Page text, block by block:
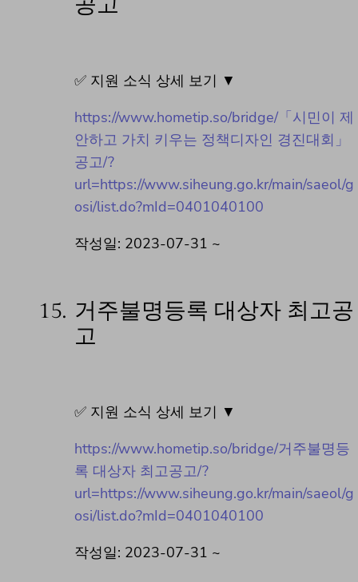
✅ 지원 소식 상세 보기 ▼
https://www.hometip.so/bridge/「시민이 제
안하고 가치 키우는 정책디자인 경진대회」
공고/?
url=https://www.siheung.go.kr/main/saeol/g
osi/list.do?mId=0401040100
작성일: 2023-07-31 ~
15. 거주불명등록 대상자 최고공
고
✅ 지원 소식 상세 보기 ▼
https://www.hometip.so/bridge/거주불명등
록 대상자 최고공고/?
url=https://www.siheung.go.kr/main/saeol/g
osi/list.do?mId=0401040100
작성일: 2023-07-31 ~